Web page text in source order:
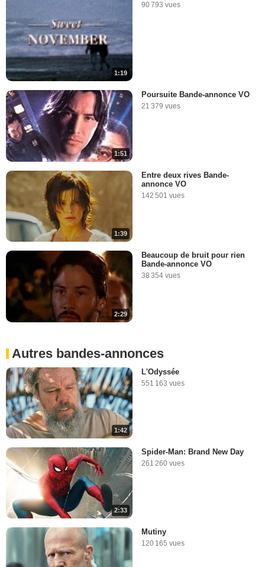
1:19
90 793 vues
1:51
Poursuite Bande-annonce VO
21 379 vues
1:39
Entre deux rives Bande-
annonce VO
142 501 vues
2:29
Beaucoup de bruit pour rien
Bande-annonce VO
38 354 vues
Autres bandes-annonces
1:42
L'Odyssée
551 163 vues
2:33
Spider-Man: Brand New Day
261 260 vues
Mutiny
120 165 vues